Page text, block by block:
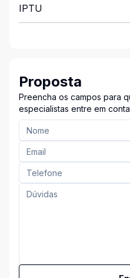
IPTU
Proposta
Preencha os campos para
especialistas entre em